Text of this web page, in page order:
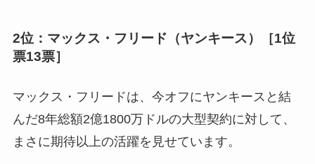
2位：マックス・フリード（ヤンキース）［1位
票13票］
マックス・フリードは、今オフにヤンキースと結
んだ8年総額2億1800万ドルの大型契約に対して、
まさに期待以上の活躍を見せています。